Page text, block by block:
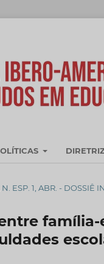
N. ESP. 1, ABR. - DOSSIÊ